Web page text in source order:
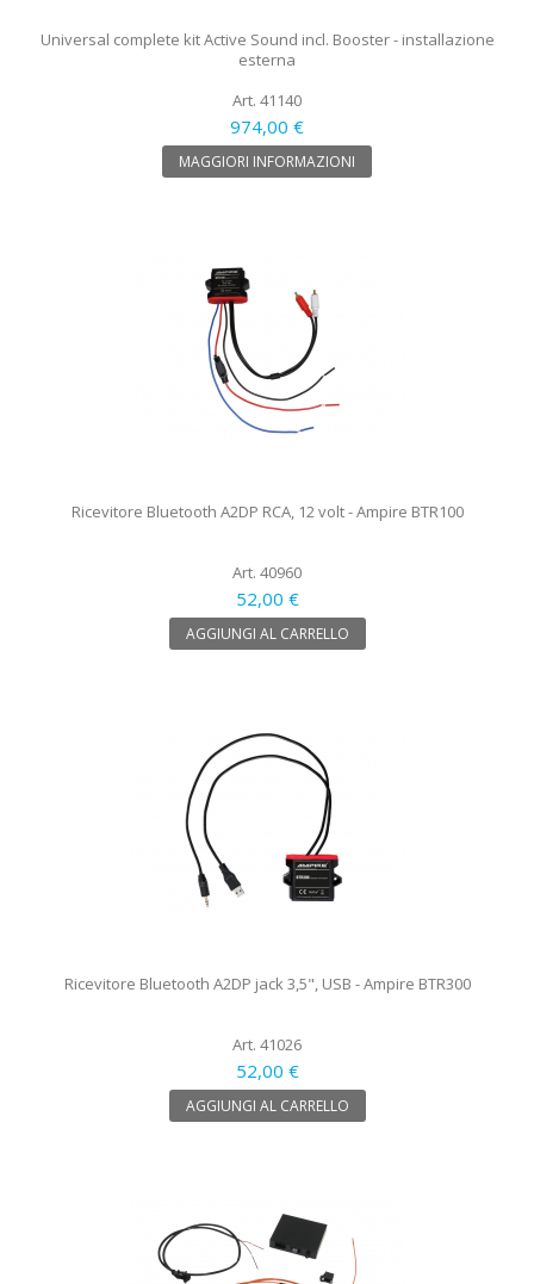
Universal complete kit Active Sound incl. Booster - installazione
esterna
Art. 41140
974,00 €
MAGGIORI INFORMAZIONI
Ricevitore Bluetooth A2DP RCA, 12 volt - Ampire BTR100
Art. 40960
52,00 €
AGGIUNGI AL CARRELLO
Ricevitore Bluetooth A2DP jack 3,5", USB - Ampire BTR300
Art. 41026
52,00 €
AGGIUNGI AL CARRELLO